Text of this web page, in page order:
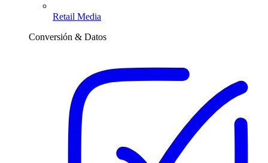
Retail Media
Conversión & Datos